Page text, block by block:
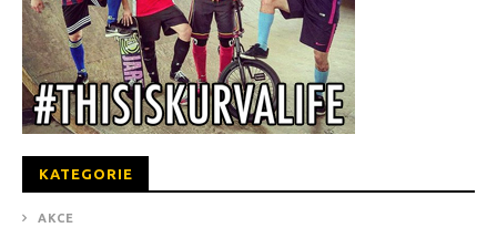
KATEGORIE
AKCE